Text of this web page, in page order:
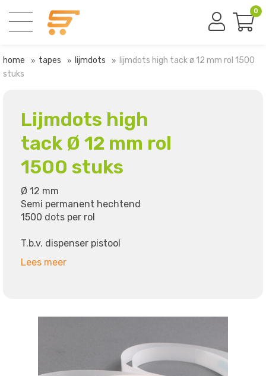
0
home tapes lijmdots
lijmdots high tack ø 12 mm rol 1500
stuks
Lijmdots high
tack Ø 12 mm rol
1500 stuks
Ø 12 mm
Semi permanent hechtend
1500 dots per rol
T.b.v. dispenser pistool
Lees meer